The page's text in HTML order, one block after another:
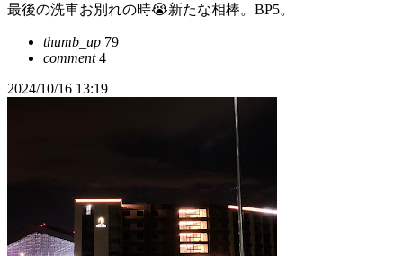
最後の洗車お別れの時😭新たな相棒。BP5。
thumb_up 79
comment4
2024/10/16 13:19